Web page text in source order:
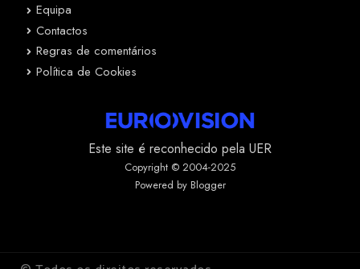
Equipa
Contactos
Regras de comentários
Política de Cookies
Este site é reconhecido pela UER
Copyright © 2004-2025
Powered by Blogger